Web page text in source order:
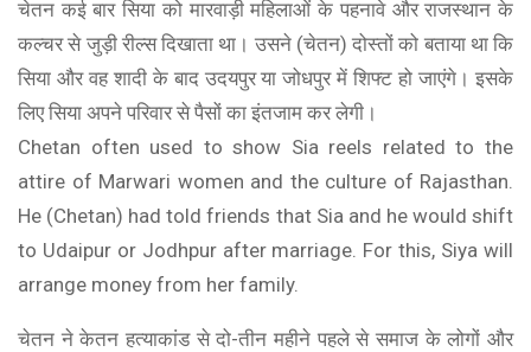
चेतन कई बार सिया को मारवाड़ी महिलाओं के पहनावे और राजस्थान के
कल्चर से जुड़ी रील्स दिखाता था। उसने (चेतन) दोस्तों को बताया था कि
सिया और वह शादी के बाद उदयपुर या जोधपुर में शिफ्ट हो जाएंगे। इसके
लिए सिया अपने परिवार से पैसों का इंतजाम कर लेगी।
Chetan often used to show Sia reels related to the
attire of Marwari women and the culture of Rajasthan.
He (Chetan) had told friends that Sia and he would shift
to Udaipur or Jodhpur after marriage. For this, Siya will
arrange money from her family.
चेतन ने केतन हत्याकांड से दो-तीन महीने पहले से समाज के लोगों और